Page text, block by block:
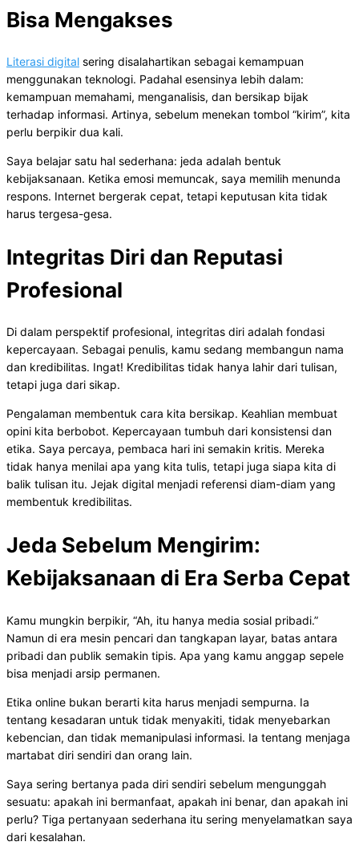
Bisa Mengakses
Literasi digital sering disalahartikan sebagai kemampuan
menggunakan teknologi. Padahal esensinya lebih dalam:
kemampuan memahami, menganalisis, dan bersikap bijak
terhadap informasi. Artinya, sebelum menekan tombol “kirim”, kita
perlu berpikir dua kali.
Saya belajar satu hal sederhana: jeda adalah bentuk
kebijaksanaan. Ketika emosi memuncak, saya memilih menunda
respons. Internet bergerak cepat, tetapi keputusan kita tidak
harus tergesa-gesa.
Integritas Diri dan Reputasi
Profesional
Di dalam perspektif profesional, integritas diri adalah fondasi
kepercayaan. Sebagai penulis, kamu sedang membangun nama
dan kredibilitas. Ingat! Kredibilitas tidak hanya lahir dari tulisan,
tetapi juga dari sikap.
Pengalaman membentuk cara kita bersikap. Keahlian membuat
opini kita berbobot. Kepercayaan tumbuh dari konsistensi dan
etika. Saya percaya, pembaca hari ini semakin kritis. Mereka
tidak hanya menilai apa yang kita tulis, tetapi juga siapa kita di
balik tulisan itu. Jejak digital menjadi referensi diam-diam yang
membentuk kredibilitas.
Jeda Sebelum Mengirim:
Kebijaksanaan di Era Serba Cepat
Kamu mungkin berpikir, “Ah, itu hanya media sosial pribadi.”
Namun di era mesin pencari dan tangkapan layar, batas antara
pribadi dan publik semakin tipis. Apa yang kamu anggap sepele
bisa menjadi arsip permanen.
Etika online bukan berarti kita harus menjadi sempurna. Ia
tentang kesadaran untuk tidak menyakiti, tidak menyebarkan
kebencian, dan tidak memanipulasi informasi. Ia tentang menjaga
martabat diri sendiri dan orang lain.
Saya sering bertanya pada diri sendiri sebelum mengunggah
sesuatu: apakah ini bermanfaat, apakah ini benar, dan apakah ini
perlu? Tiga pertanyaan sederhana itu sering menyelamatkan saya
dari kesalahan.